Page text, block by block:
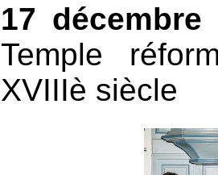
17 décembre
Temple
XVIIIè siècle